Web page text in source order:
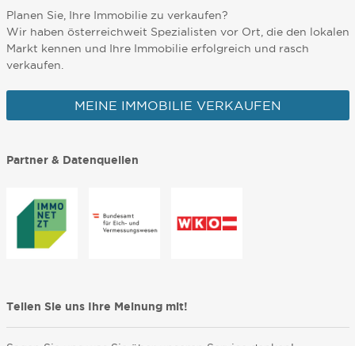
Planen Sie, Ihre Immobilie zu verkaufen?
Wir haben österreichweit Spezialisten vor Ort, die den lokalen
Markt kennen und Ihre Immobilie erfolgreich und rasch
verkaufen.
MEINE IMMOBILIE VERKAUFEN
Partner & Datenquellen
Teilen Sie uns Ihre Meinung mit!